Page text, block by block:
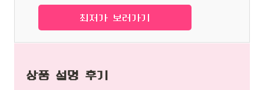
최저가 보러가기
상품 설명 후기